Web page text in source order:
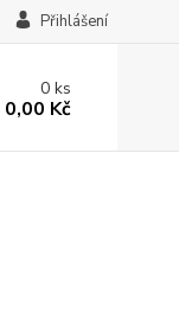
Přihlášení
0ks
0,00 Kč